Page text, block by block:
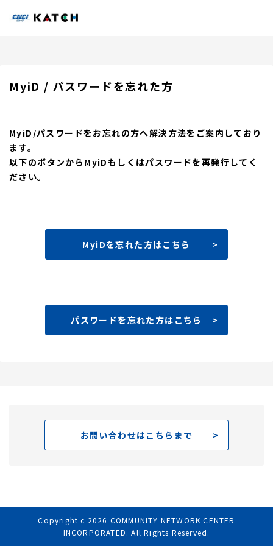
MyiD / パスワードを忘れた方
MyiD/パスワードをお忘れの方へ解決方法をご案内しており
ます。
以下のボタンからMyiDもしくはパスワードを再発行してく
ださい。
MyiDを忘れた方はこちら
パスワードを忘れた方はこちら
お問い合わせはこちらまで
Copyright c 2026 COMMUNITY NETWORK CENTER
INCORPORATED. All Rights Reserved.